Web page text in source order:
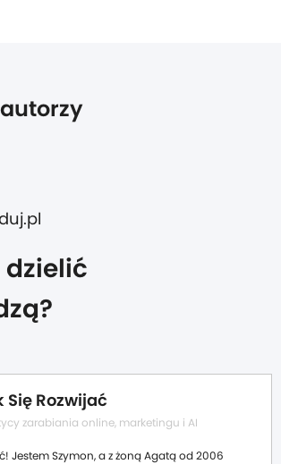
dzielić
Się Rozwijać
zarabiania online, marketingu i AI
Jestem Szymon, a z żoną Agatą od 2006